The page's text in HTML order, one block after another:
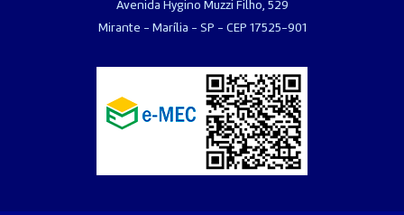
Avenida Hygino Muzzi Filho, 529
Mirante - Marília - SP - CEP 17525-901